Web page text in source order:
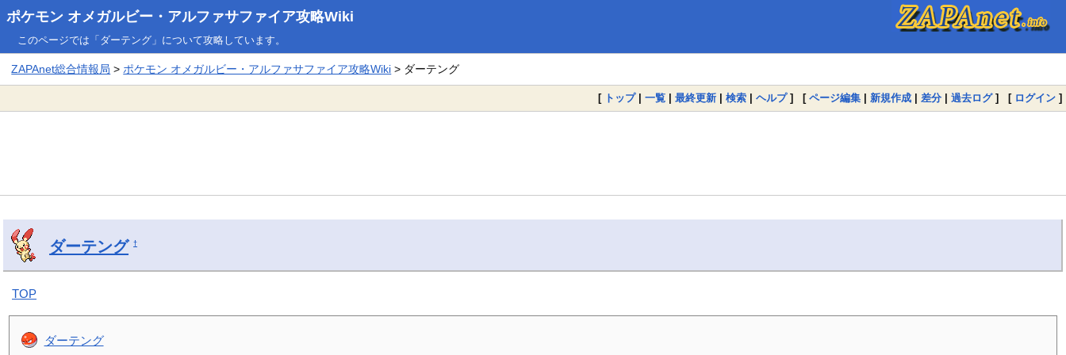
ポケモン オメガルビー・アルファサファイア攻略Wiki
このページでは「ダーテング」について攻略しています。
ZAPAnet総合情報局 >ポケモン オメガルビー・アルファサファイア攻略Wiki > ダーテング
[ トップ| 一覧 | 最終更新 | 検索 | ヘルプ] [ ページ編集 | 新規作成 | 差分 | 過去ログ] [ ログイン ]
ダーテング †
TOP
ダーテング